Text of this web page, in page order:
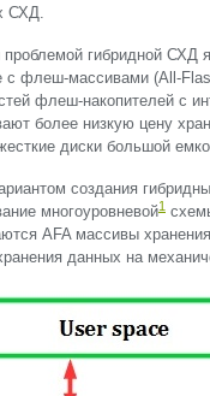
СХД.
гибридной СХД
с флеш-массивами (All-
флеш-накопителей с
более низкую цену
диски большой
создания
многоуровневой1
AFAмассивы
данных на